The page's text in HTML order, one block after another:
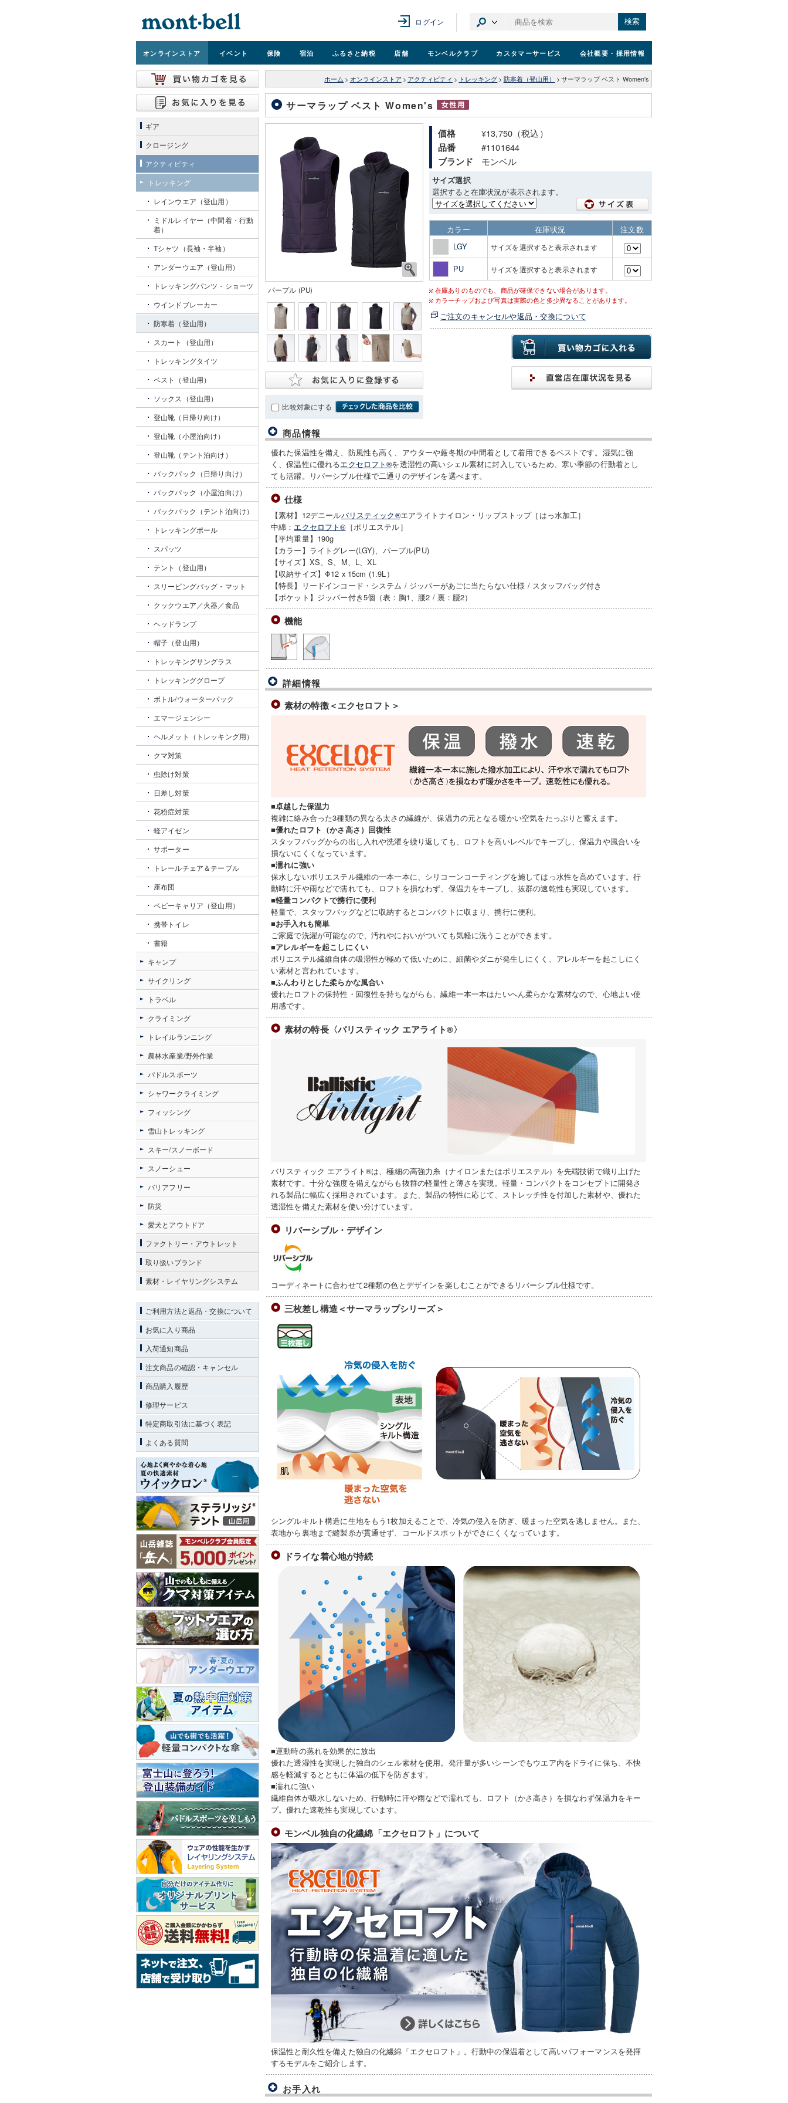
ログイン 検索
オンラインストア イベント 保険 宿泊 ふるさと納税 店舗 モンベルクラブ カスタマーサービス 会社概要 ・採用情報
ホーム > オンラインストア > アクティビティ > トレッキング > 防寒着（登山用） > サーマラップ ベスト Women's
サーマラップ ベスト Women's
パープル (PU)
比較対象にする
価格 ¥13,750（税込）
品番 #1101644
ブランド モンベル
サイズ選択
選択すると在庫状況が表示されます。
カラー 在庫状況
注文数
LGY
サイズを選択すると表示されます
PU サイズを選択すると表示されます
在庫ありのものでも、商品が確保できない場合があります。
カラーチップおよび写真は実際の色と多少異なることがあります。
ご注文のキャンセルや返品・交換について
商品情報
優れた保温性を備え、防風性も高く、アウターや厳冬期の中間着として着用できるベストです。湿気に強
く、保温性に優れるエクセロフト®を透湿性の高いシェル素材に封入しているため、寒い季節の行動着とし
ても活躍。リバーシブル仕様で二通りのデザインを選べます。
仕様
【素材】12デニールバリスティック®エアライトナイロン・リップストップ［はっ水加工］
中綿： エクセロフト®［ポリエステル］
【平均重量】190g
【カラー】ライトグレー(LGY)、パープル(PU)
【サイズ】XS、S、M、L、XL
【収納サイズ】Φ12 x 15cm (1.9L）
【特長】リードインコード・システム / ジッパーがあごに当たらない仕様 / スタッフバッグ付き
【ポケット】ジッパー付き5個（表：胸1、腰2 / 裏：腰2）
機能
詳細情報
素材の特徴＜エクセロフト＞
■卓越した保温力
複雑に絡み合った3種類の異なる太さの繊維が、保温力の元となる暖かい空気をたっぷりと蓄えます。
■優れたロフト（かさ高さ）回復性
スタッフバッグからの出し入れや洗濯を繰り返しても、ロフトを高いレベルでキープし、保温力や風合いを
損ないにくくなっています。
■濡れに強い
保水しないポリエステル繊維の一本一本に、シリコーンコーティングを施してはっ水性を高めています。行
動時に汗や雨などで濡れても、ロフトを損なわず、保温力をキープし、抜群の速乾性も実現しています。
■軽量コンパクトで携行に便利
軽量で、スタッフバッグなどに収納するとコンパクトに収まり、携行に便利。
■お手入れも簡単
ご家庭で洗濯が可能なので、汚れやにおいがついても気軽に洗うことができます。
■アレルギーを起こしにくい
ポリエステル繊維自体の吸湿性が極めて低いために、細菌やダニが発生しにくく、アレルギーを起こしにく
い素材と言われています。
■ふんわりとした柔らかな風合い
優れたロフトの保持性・回復性を持ちながらも、繊維一本一本はたいへん柔らかな素材なので、心地よい使
用感です。
素材の特長〈バリスティック エアライト®〉
バリスティック エアライト®は、極細の高強力糸（ナイロンまたはポリエステル）を先端技術で織り上げた
素材です。十分な強度を備えながらも抜群の軽量性と薄さを実現。軽量・コンパクトをコンセプトに開発さ
れる製品に幅広く採用されています。また、製品の特性に応じて、ストレッチ性を付加した素材や、優れた
透湿性を備えた素材を使い分けています。
リバーシブル・デザイン
コーディネートに合わせて2種類の色とデザインを楽しむことができるリバーシブル仕様です。
三枚差し構造＜サーマラップシリーズ＞
シングルキルト構造に生地をもう1枚加えることで、冷気の侵入を防ぎ、暖まった空気を逃しません。また、
表地から裏地まで縫製糸が貫通せず、コールドスポットができにくくなっています。
ドライな着心地が持続
■運動時の蒸れを効果的に放出
優れた透湿性を実現した独自のシェル素材を使用。発汗量が多いシーンでもウエア内をドライに保ち、不快
感を軽減するとともに体温の低下を防ぎます。
■濡れに強い
繊維自体が吸水しないため、行動時に汗や雨などで濡れても、ロフト（かさ高さ）を損なわず保温力をキー
プ。優れた速乾性も実現しています。
モンベル独自の化繊綿「エクセロフト」について
保温性と耐久性を備えた独自の化繊綿「エクセロフト」。行動中の保温着として高いパフォーマンスを発揮
するモデルをご紹介します。
お手入れ
ギア
クロージング
アクティビティ
トレッキング
レインウエア（登山用）
ミドルレイヤー（中間着・行動
着）
Tシャツ（長袖・半袖）
アンダーウエア（登山用）
トレッキングパンツ・ショーツ
ウインドブレーカー
防寒着（登山用）
スカート（登山用）
トレッキングタイツ
ベスト（登山用）
ソックス（登山用）
登山靴（日帰り向け）
登山靴（小屋泊向け）
登山靴（テント泊向け）
バックパック（日帰り向け）
バックパック（小屋泊向け）
バックパック（テント泊向け）
トレッキングポール
スパッツ
テント（登山用）
スリーピングバッグ・マット
クックウエア／火器／食品
ヘッドランプ
帽子（登山用）
トレッキングサングラス
トレッキンググローブ
ボトル/ウォーターパック
エマージェンシー
ヘルメット（トレッキング用）
クマ対策
虫除け対策
日差し対策
花粉症対策
軽アイゼン
サポーター
トレールチェア＆テーブル
座布団
ベビーキャリア（登山用）
携帯トイレ
書籍
キャンプ
サイクリング
トラベル
クライミング
トレイルランニング
農林水産業/野外作業
パドルスポーツ
シャワークライミング
フィッシング
雪山トレッキング
スキー/スノーボード
スノーシュー
バリアフリー
防災
愛犬とアウトドア
ファクトリー・アウトレット
取り扱いブランド
素材・レイヤリングシステム
ご利用方法と返品・交換について
お気に入り商品
入荷通知商品
注文商品の確認・キャンセル
商品購入履歴
修理サービス
特定商取引法に基づく表記
よくある質問